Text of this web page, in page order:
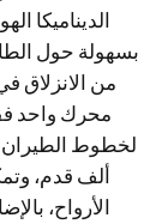
الديناميكا
بسهولة حول
من الانزلاق
ألف قدم،